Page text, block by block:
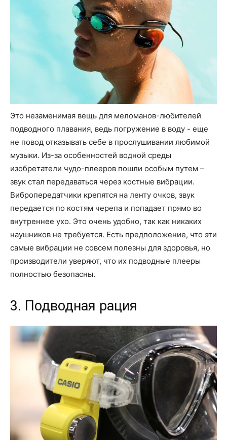
Это незаменимая вещь для меломанов-любителей
подводного плавания, ведь погружение в воду - еще
не повод отказывать себе в прослушивании любимой
музыки. Из-за особенностей водной среды
изобретатели чудо-плееров пошли особым путем –
звук стал передаваться через костные вибрации.
Вибропередатчики крепятся на ленту очков, звук
передается по костям черепа и попадает прямо во
внутреннее ухо. Это очень удобно, так как никаких
наушников не требуется. Есть предположение, что эти
самые вибрации не совсем полезны для здоровья, но
производители уверяют, что их подводные плееры
полностью безопасны.
3. Подводная рация